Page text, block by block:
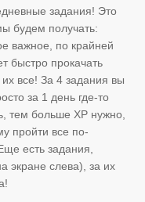
задания! Это
будем получать:
важное, по крайней
быстро прокачать
все! За 4 задания вы
за 1 день где-то
тем больше XP нужно,
пройти все по-
есть задания,
экране слева), за их